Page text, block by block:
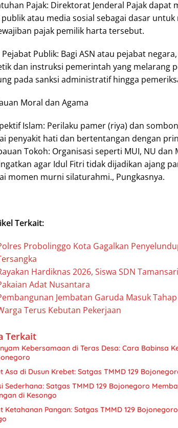
Pajak: Direktorat Jenderal Pajak
atau media sosial sebagai dasar
pajak pemilik harta tersebut.
Pejabat Publik: Bagi ASN atau pejabat
dan instruksi pemerintah yang melarang
pada sanksi administratif hingga
Moral dan Agama
Islam: Perilaku pamer (riya) dan
penyakit hati dan bertentangan dengan
Tokoh: Organisasi seperti MUI, NU
agar Idul Fitri tidak dijadikan ajang
momen murni silaturahmi., Pungkasnya.
Terkait:
Probolinggo Kota Gagalkan
Hardiknas 2026, Siswa SDN
Adat Nusantara
Jembatan Garuda Masuk
Terus Kebutan Pekerjaan
Terkait
Kebersamaan di Teras Desa: Cara Babinsa
Asa di Dusun Krebet: Satgas TMMD 129
Sederhana: Satgas TMMD 129 Bojonegoro
di Kesongo
Ketahanan Pangan: Satgas TMMD 129